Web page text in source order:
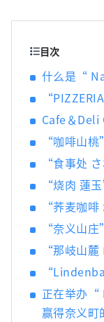
后乐
目次
什么是“
Cafe＆Deli
“咖啡山桃”
“食事处
“烧肉 蓮玉
“荞麦咖啡
“奈义山庄”
“那岐山麓
正在举办“
赢得奈义町